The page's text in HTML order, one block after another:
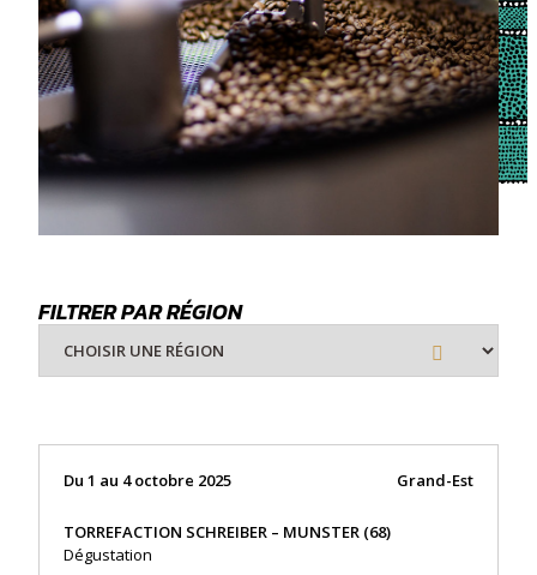
FILTRER PAR RÉGION
Du 1 au 4 octobre 2025 Grand-Est
TORREFACTION SCHREIBER – MUNSTER (68)
Dégustation